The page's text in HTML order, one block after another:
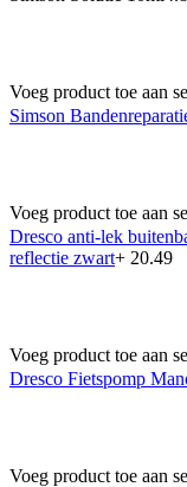
Voeg product toe aan
Simson
Voeg product toe aan
Dresco anti-lek
reflectie zwart+ 20.49
Voeg product toe aan
Dresco Fietspomp
Voeg product toe aan